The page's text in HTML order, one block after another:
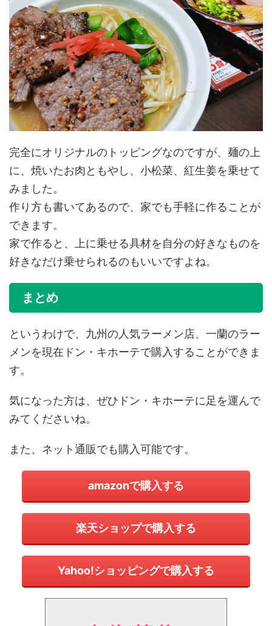
完全にオリジナルのトッピングなのですが、麺の上
に、焼いたお肉ともやし、小松菜、紅生姜を乗せて
みました。
作り方も書いてあるので、家でも手軽に作ることが
できます。
家で作ると、上に乗せる具材を自分の好きなものを
好きなだけ乗せられるのもいいですよね。
まとめ
というわけで、九州の人気ラーメン店、一蘭のラー
メンを現在ドン・キホーテで購入することができま
す。
気になった方は、ぜひドン・キホーテに足を運んで
みてくださいね。
また、ネット通販でも購入可能です。
amazonで購入する
楽天ショップで購入する
Yahoo!ショッピングで購入する